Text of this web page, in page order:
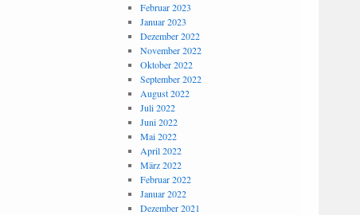
Februar 2023
Januar 2023
Dezember 2022
November 2022
Oktober 2022
September 2022
August 2022
Juli 2022
Juni 2022
Mai 2022
April 2022
März 2022
Februar 2022
Januar 2022
Dezember 2021